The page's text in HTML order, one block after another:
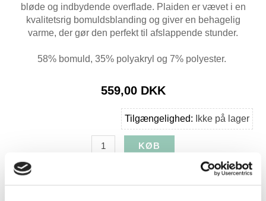
bløde og indbydende overflade. Plaiden er vævet i en
kvalitetsrig bomuldsblanding og giver en behagelig
varme, der gør den perfekt til afslappende stunder.
58% bomuld, 35% polyakryl og 7% polyester.
559,00 DKK
Tilgængelighed: Ikke på lager